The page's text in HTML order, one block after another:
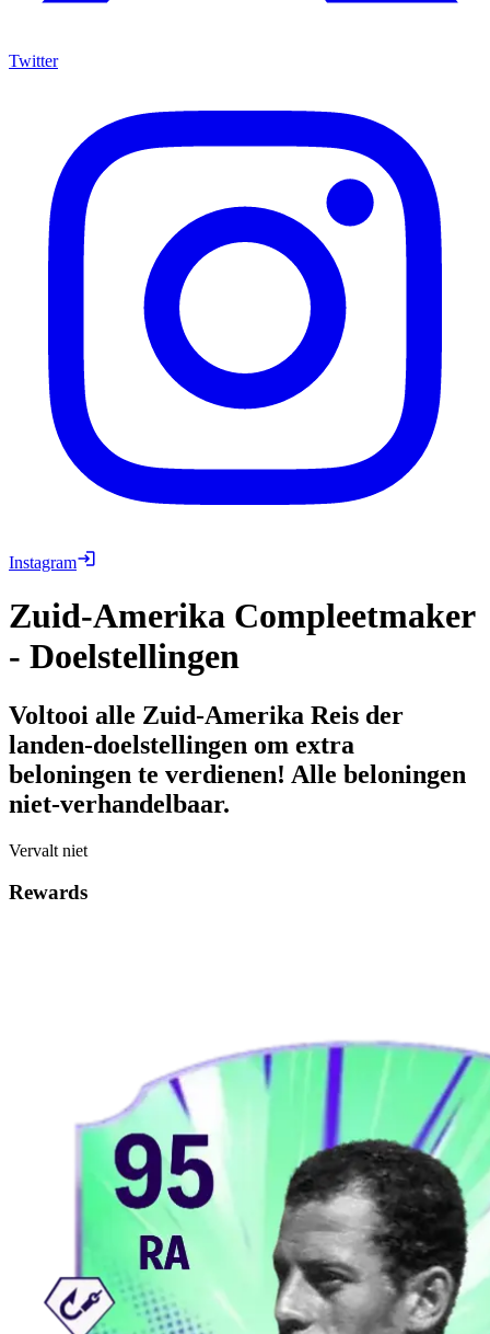
Twitter
Instagram
Zuid-Amerika Compleetmaker
- Doelstellingen
Voltooi alle Zuid-Amerika Reis der
landen-doelstellingen om extra
beloningen te verdienen! Alle beloningen
niet-verhandelbaar.
Vervalt niet
Rewards